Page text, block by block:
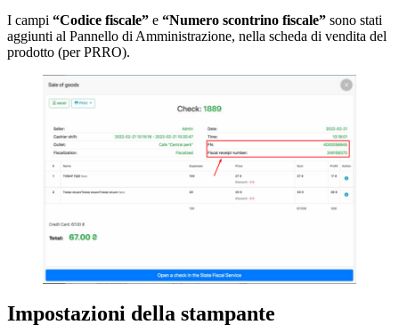
I campi “Codice fiscale” e “Numero scontrino fiscale” sono stati
aggiunti al Pannello di Amministrazione, nella scheda di vendita del
prodotto (per PRRO).
Impostazioni della stampante